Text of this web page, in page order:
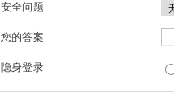
安全问题
您的答案
隐身登录